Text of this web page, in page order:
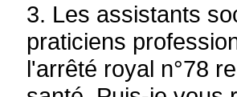
3. Les assistants
praticiens
l'arrêté royal n°78